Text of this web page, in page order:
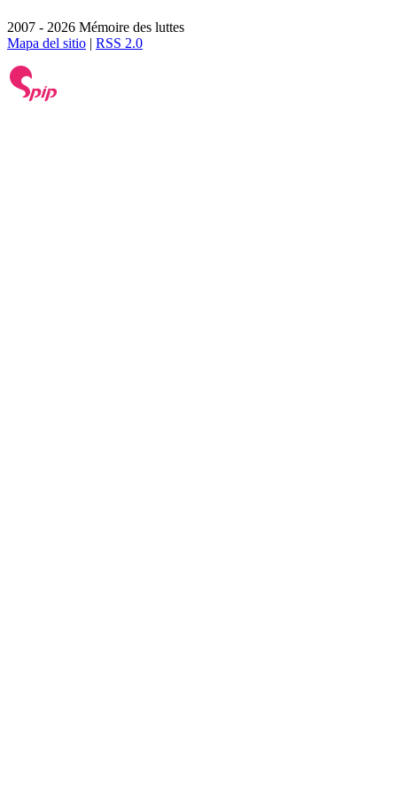
2007 - 2026 Mémoire des luttes
Mapa del sitio | RSS 2.0